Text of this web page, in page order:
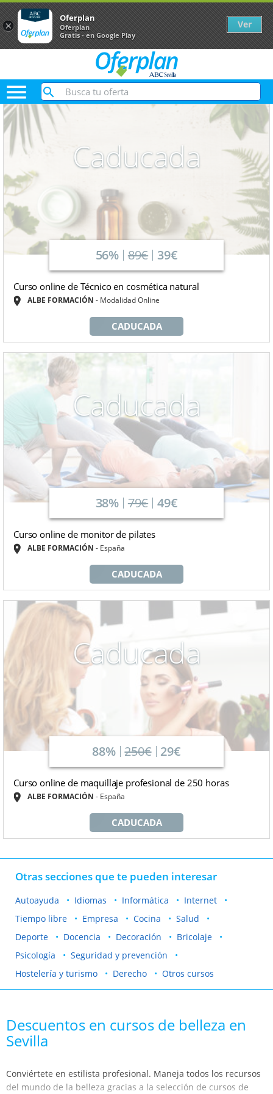

Caducada
56% 89€ 39€
Curso online de Técnico en cosmética natural
ALBE FORMACIÓN Modalidad Online
CADUCADA
Caducada
38% 79€ 49€
Curso online de monitor de pilates
ALBE FORMACIÓN España
CADUCADA
Caducada
88% 250€ 29€
Curso online de maquillaje profesional de 250 horas
ALBE FORMACIÓN España
CADUCADA
Otras secciones que te pueden interesar
Autoayuda Idiomas Informática
Internet
Tiempo libre
Empresa Cocina
Salud
Deporte
Docencia Decoración
Bricolaje
Psicología
Seguridad y prevención
Hostelería y turismo
Derecho Otros cursos
Descuentos en cursos de belleza en
Sevilla
Conviértete en estilista profesional. Maneja todos los recursos
del mundo de la belleza gracias a la selección de cursos de
×
Oferplan
Oferplan
Gratis - en Google Play
Ver